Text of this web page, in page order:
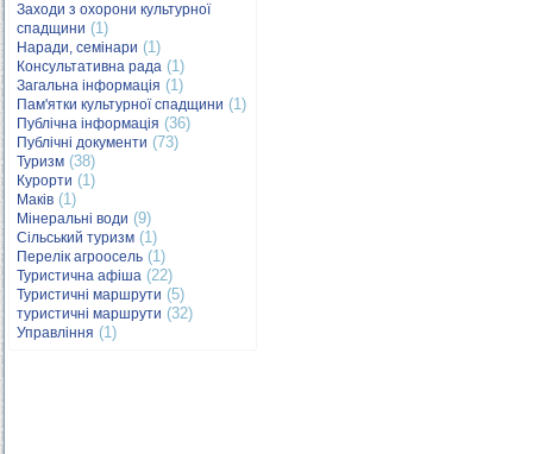
Заходи з охорони культурної
спадщини (1)
Наради, семінари (1)
Консультативна рада (1)
Загальна інформація (1)
Пам'ятки культурної спадщини (1)
Публічна інформація (36)
Публічні документи (73)
Туризм (38)
Курорти (1)
Маків (1)
Мінеральні води (9)
Сільський туризм (1)
Перелік агроосель (1)
Туристична афіша (22)
Туристичні маршрути (5)
туристичні маршрути (32)
Управління (1)